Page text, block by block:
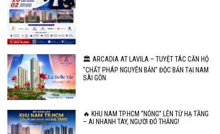
🏛️ ARCADIA AT LAVILA – TUYỆT TÁC CĂN HỘ
"CHẤT PHÁP NGUYÊN BẢN" ĐỘC BẢN TẠI NAM
SÀI GÒN
🔥 KHU NAM TP.HCM “NÓNG” LÊN TỪ HẠ TẦNG
– AI NHANH TAY, NGƯỜI ĐÓ THẮNG!